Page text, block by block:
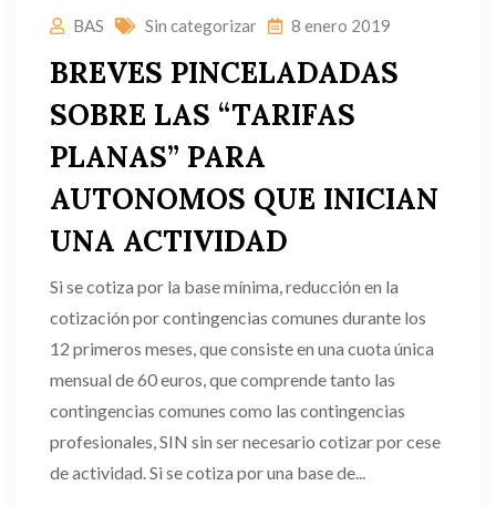
BAS Sin categorizar 8 enero 2019
BREVES PINCELADADAS
SOBRE LAS “TARIFAS
PLANAS” PARA
AUTONOMOS QUE INICIAN
UNA ACTIVIDAD
Si se cotiza por la base mínima, reducción en la
cotización por contingencias comunes durante los
12 primeros meses, que consiste en una cuota única
mensual de 60 euros, que comprende tanto las
contingencias comunes como las contingencias
profesionales, SIN sin ser necesario cotizar por cese
de actividad. Si se cotiza por una base de...